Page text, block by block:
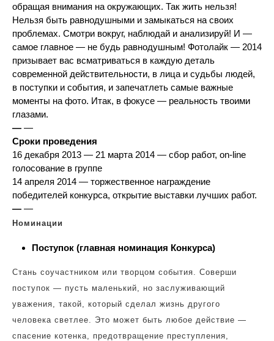
обращая внимания на окружающих. Так жить нельзя!
Нельзя быть равнодушными и замыкаться на своих
проблемах. Смотри вокруг, наблюдай и анализируй! И —
самое главное — не будь равнодушным! Фотолайк — 2014
призывает вас всматриваться в каждую деталь
современной действительности, в лица и судьбы людей,
в поступки и события, и запечатлеть самые важные
моменты на фото. Итак, в фокусе — реальность твоими
глазами.
— —
Сроки проведения
16 декабря 2013 — 21 марта 2014 — сбор работ, on-line
голосование в группе
14 апреля 2014 — торжественное награждение
победителей конкурса, открытие выставки лучших работ.
— —
Номинации
Поступок (главная номинация Конкурса)
Стань соучастником или творцом события. Соверши
поступок — пусть маленький, но заслуживающий
уважения, такой, который сделал жизнь другого
человека светлее. Это может быть любое действие —
спасение котенка, предотвращение преступления,